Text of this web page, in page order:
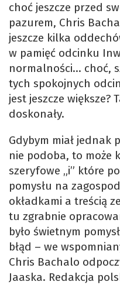
choć jeszcze przed
pazurem, Chris
jeszcze kilka
w pamięć odcinku
normalności… choć,
tych spokojnych
jest jeszcze większe?
doskonały.
Gdybym miał jednak
nie podoba, to może
szeryfowe „i” które
pomysłu na
okładkami a treścią
tu zgrabnie
było świetnym
błąd – we
Chris Bachalo
Jaaska. Redakcja